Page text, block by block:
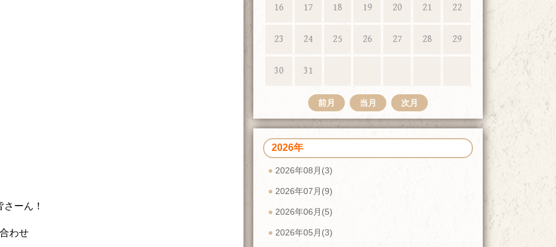
ーん！
わせ
16 17 18 19 20 21 22
23 24 25 26 27 28 29
30 31
前月 当月 次月
2026年
2026年08月(3)
2026年07月(9)
2026年06月(5)
2026年05月(3)